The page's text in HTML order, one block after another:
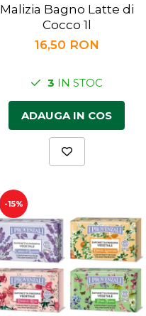
Malizia Bagno Latte di
Cocco 1l
16,50 RON
3 IN STOC
ADAUGA IN COS
-15%